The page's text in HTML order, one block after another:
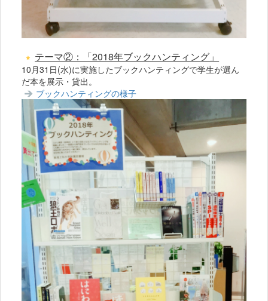
テーマ②：「2018年ブックハンティング」
10月31日(水)に実施したブックハンティングで学生が選ん
だ本を展示・貸出。
ブックハンティングの様子